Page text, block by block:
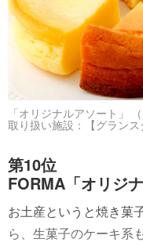
「オリジナルアソート」 （
取り扱い施設：【グランス
第10位
FORMA「オリジ
お土産というと焼き菓
ら、生菓子のケーキ系